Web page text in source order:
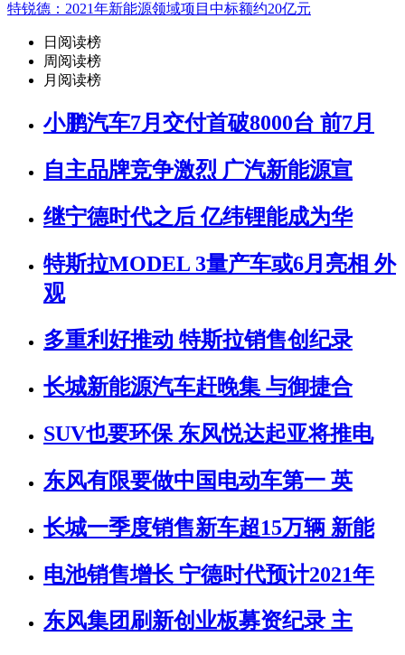
特锐德：2021年新能源领域项目中标额约20亿元
日阅读榜
周阅读榜
月阅读榜
小鹏汽车7月交付首破8000台 前7月
自主品牌竞争激烈 广汽新能源宣
继宁德时代之后 亿纬锂能成为华
特斯拉MODEL 3量产车或6月亮相 外
观
多重利好推动 特斯拉销售创纪录
长城新能源汽车赶晚集 与御捷合
SUV也要环保 东风悦达起亚将推电
东风有限要做中国电动车第一 英
长城一季度销售新车超15万辆 新能
电池销售增长 宁德时代预计2021年
东风集团刷新创业板募资纪录 主